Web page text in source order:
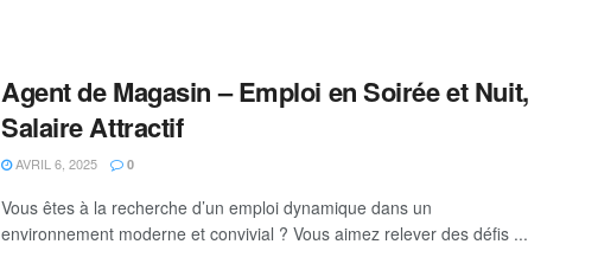
Agent de Magasin – Emploi en Soirée et Nuit,
Salaire Attractif
AVRIL 6, 2025 0
Vous êtes à la recherche d’un emploi dynamique dans un
environnement moderne et convivial ? Vous aimez relever des défis ...